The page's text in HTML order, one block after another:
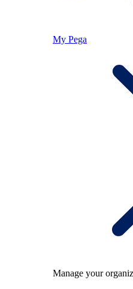
My Pega
Manage your